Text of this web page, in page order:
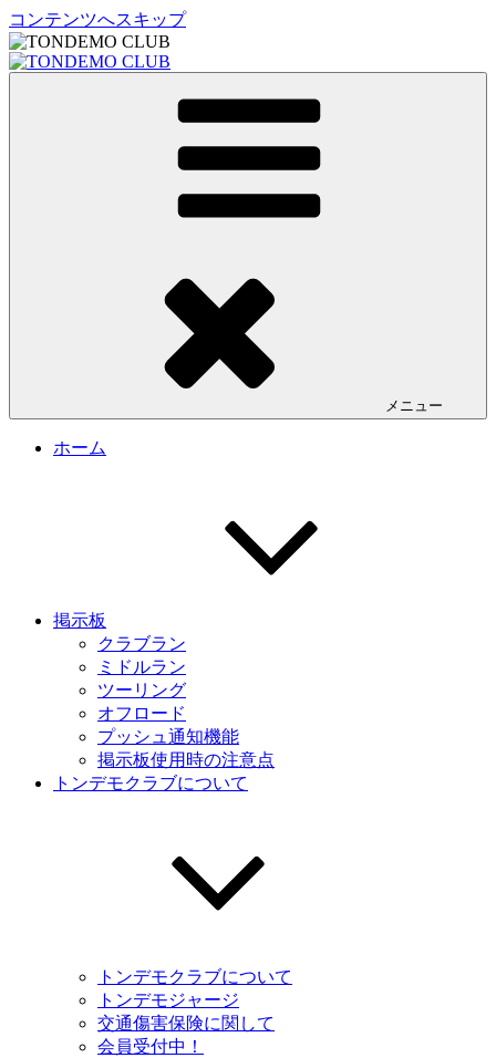
コンテンツへスキップ
トンデモクラブ公式サイト
メニュー
ホーム
掲示板
クラブラン
ミドルラン
ツーリング
オフロード
プッシュ通知機能
掲示板使用時の注意点
トンデモクラブについて
トンデモクラブについて
トンデモジャージ
交通傷害保険に関して
会員受付中！